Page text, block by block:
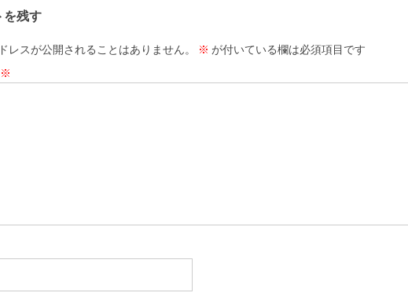
を残す
レスが公開されることはありません。 ※ が付いている欄は必須項目です
※